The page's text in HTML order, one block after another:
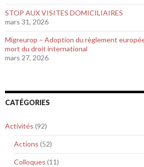
STOP AUX VISITES DOMICILIAIRES
mars 31, 2026
Migreurop – Adoption du règlement
mort du droit international
mars 27, 2026
CATÉGORIES
Activités (92)
Actions (52)
Colloques (11)